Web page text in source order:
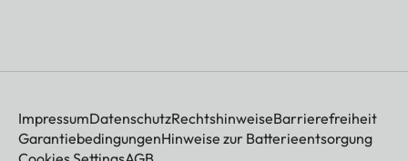
ImpressumDatenschutzRechtshinweiseBarrierefreiheit
GarantiebedingungenHinweise zur Batterieentsorgung